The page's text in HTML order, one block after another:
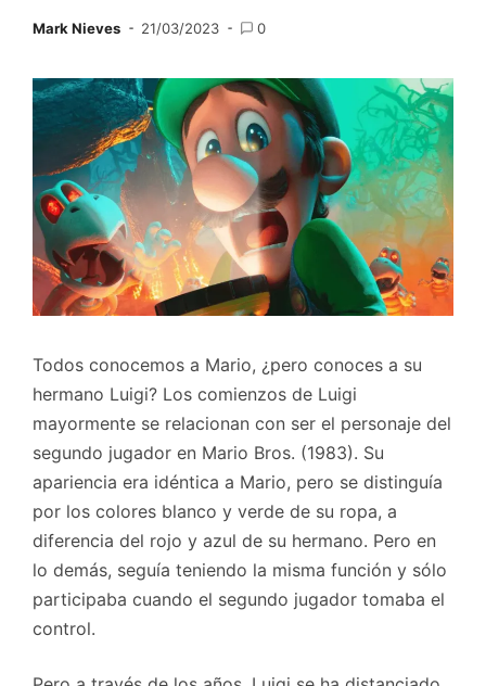
Mark Nieves 21/03/2023 0
Todos conocemos a Mario, ¿pero conoces a su
hermano Luigi? Los comienzos de Luigi
mayormente se relacionan con ser el personaje del
segundo jugador en Mario Bros. (1983). Su
apariencia era idéntica a Mario, pero se distinguía
por los colores blanco y verde de su ropa, a
diferencia del rojo y azul de su hermano. Pero en
lo demás, seguía teniendo la misma función y sólo
participaba cuando el segundo jugador tomaba el
control.